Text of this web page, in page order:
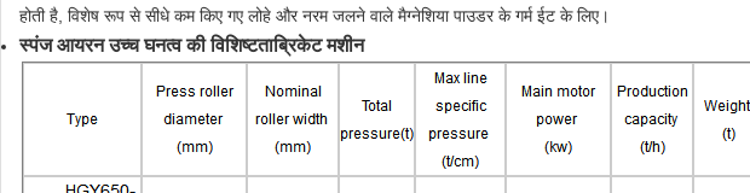
होती है, विशेष रूप से सीधे कम किए गए लोहे और नरम जलने वाले मैग्नेशिया पाउडर के गर्म ईट के लिए।
स्पंज आयरन उच्च घनत्व की विशिष्टताब्रिकेट मशीन